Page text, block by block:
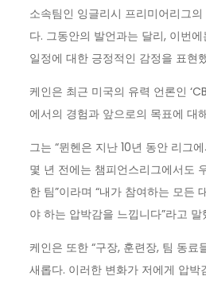
소속팀인 잉글리시 프리미어리그
다. 그동안의 발언과는 달리, 이번
일정에 대한 긍정적인 감정을 표현
케인은 최근 미국의 유력 언론인
에서의 경험과 앞으로의 목표에 대
그는 “뮌헨은 지난 10년 동안 리그
몇 년 전에는 챔피언스리그에서도
한 팀”이라며 “내가 참여하는 모든
야 하는 압박감을 느낍니다”라고 말
케인은 또한 “구장, 훈련장, 팀 동료
새롭다. 이러한 변화가 저에게 압박